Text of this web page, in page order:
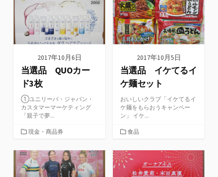
リ
ー
リ
ー
2017年10月6日
当選品 QUOカー
ド3枚
①ユニリーバ・ジャパン・
カスタマーマーケティング
「親子で夢...
カ
ゴ
リ
ー
現金・商品券
2017年10月5日
当選品 イケてるイ
ケ麺セット
おいしいクラブ「イケてるイ
ケ麺をもらおうキャンペー
ン」 イケ...
カ
ゴ
リ
食品